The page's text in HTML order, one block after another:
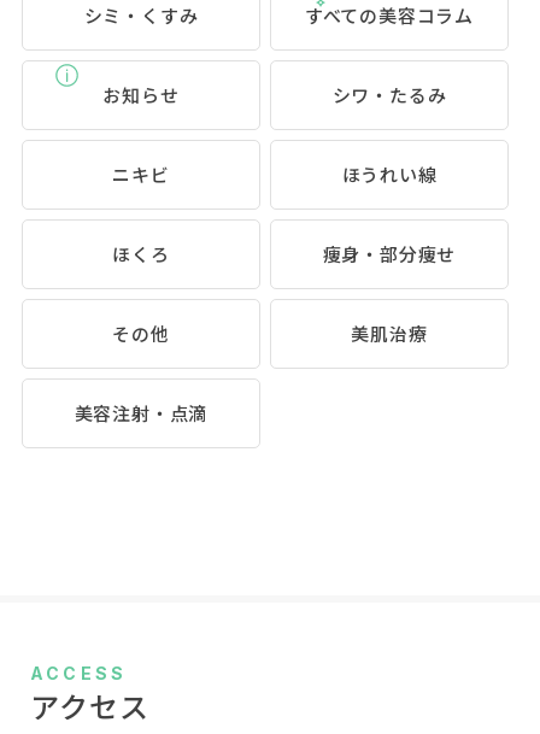
シミ・くすみ すべての美容コラム
お知らせ シワ・たるみ
ニキビ ほうれい線
ほくろ 痩身・部分痩せ
その他 美肌治療
美容注射・点滴
ACCESS
アクセス